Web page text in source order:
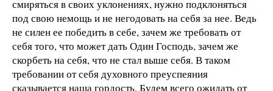
смиряться в своих уклонениях, нужно подклоняться
под свою немощь и не негодовать на себя за нее. Ведь
не силен ее победить в себе, зачем же требовать от
себя того, что может дать Один Господь, зачем же
скорбеть на себя, что не стал выше себя. В таком
требовании от себя духовного преуспеяния
сказывается наша гордость. Будем всего ожидать от